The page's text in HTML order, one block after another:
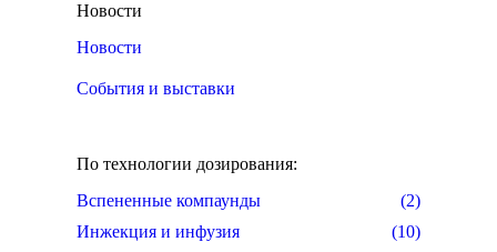
Новости
Новости
События и выставки
По технологии дозирования:
Вспененные компаунды
(2)
Инжекция и инфузия
(10)